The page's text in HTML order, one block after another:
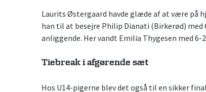
Laurits Østergaard havde glæde af at være på
han til at besejre Philip Dianati (Birkerød)
anliggende. Her vandt Emilia Thygesen med 6-
Tiebreak i afgørende sæt
Hos U14-pigerne blev det også til en sikker